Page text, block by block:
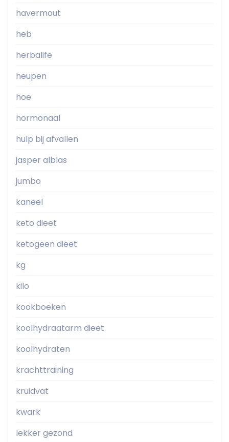
havermout
heb
herbalife
heupen
hoe
hormonaal
hulp bij afvallen
jasper alblas
jumbo
kaneel
keto dieet
ketogeen dieet
kg
kilo
kookboeken
koolhydraatarm dieet
koolhydraten
krachttraining
kruidvat
kwark
lekker gezond